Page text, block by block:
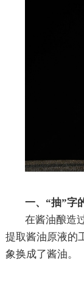
一、“抽”字
在酱油酿造
提取酱油原液的
象换成了酱油。